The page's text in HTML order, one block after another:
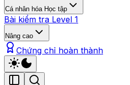
Cá nhân hóa Học tập
Bài kiểm tra Level 1
Nâng cao
Chứng chỉ hoàn thành